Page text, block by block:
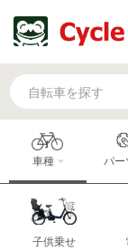
車種
子供乗せ
パー